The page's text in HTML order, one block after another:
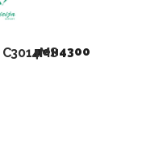
C3014MS
ден4300